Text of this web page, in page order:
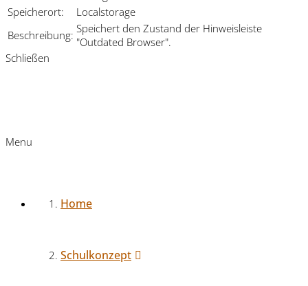
Speicherort:
Localstorage
Beschreibung: Speichert den Zustand der Hinweisleiste
"Outdated Browser".
Schließen
Menu
Home
Schulkonzept